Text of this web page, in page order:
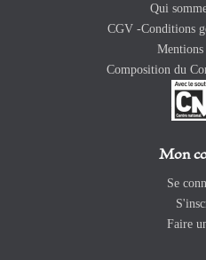
Qui
CGV -Conditions
Mentions
Composition du
Mon
Se
Faire